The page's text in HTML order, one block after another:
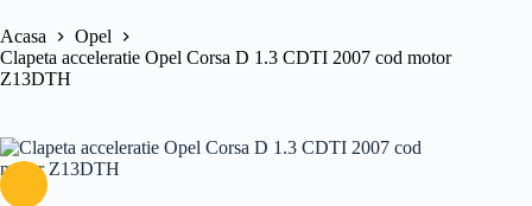
Acasa
Opel
Clapeta acceleratie Opel Corsa D 1.3 CDTI 2007 cod motor
Z13DTH